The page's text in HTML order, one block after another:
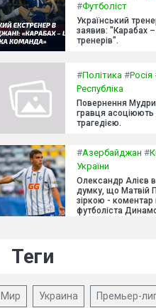
#Футболіст
Український
заявив: "Карабах
тренерів".
#Політика #Росія
Республіка
Повернення
гравця асоціюють
трагедією.
#Азербайджан #
України
Олександр Алієв
думку, що Матвій
зіркою - коментар
футболіста
Теги
Мир Украина Премьер-